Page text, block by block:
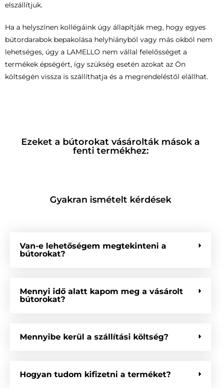
elszállítjuk.
Ha a helyszínen kollégáink úgy állapítják meg, hogy egyes
bútordarabok bepakolása helyhiányból vagy más okból nem
lehetséges, úgy a LAMELLO nem vállal felelősséget a
termékek épségért, így szükség esetén azokat az Ön
költségén vissza is szállíthatja és a megrendeléstől elállhat.
Ezeket a bútorokat vásárolták mások a
fenti termékhez:
Gyakran ismételt kérdések
Van-e lehetőségem megtekinteni a
bútorokat?
Mennyi idő alatt kapom meg a vásárolt
bútorokat?
Mennyibe kerül a szállítási költség?
Hogyan tudom kifizetni a terméket?